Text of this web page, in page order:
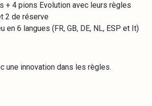
+ 4 pions Evolution avec leurs règles
2 de réserve
en 6 langues (FR, GB, DE, NL, ESP et It)
une innovation dans les règles.